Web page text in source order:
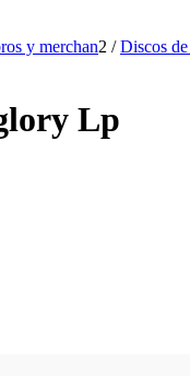
y merchan2 / Discos
Lp